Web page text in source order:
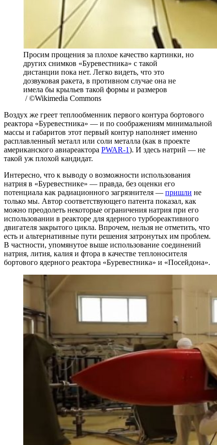
Просим прощения за плохое качество картинки, но
других снимков «Буревестника» с такой
дистанции пока нет. Легко видеть, что это
дозвуковая ракета, в противном случае она не
имела бы крыльев такой формы и размеров
/ ©Wikimedia Commons
Воздух же греет теплообменник первого контура бортового
реактора «Буревестника» — и по соображениям минимальной
массы и габаритов этот первый контур наполняет именно
расплавленный металл или соли металла (как в проекте
американского авиареактора PWAR-1). И здесь натрий — не
такой уж плохой кандидат.
Интересно, что к выводу о возможности использования
натрия в «Буревестнике» — правда, без оценки его
потенциала как радиационного загрязнителя — пришли не
только мы. Автор соответствующего патента показал, как
можно преодолеть некоторые ограничения натрия при его
использовании в реакторе для ядерного турбореактивного
двигателя закрытого цикла. Впрочем, нельзя не отметить, что
есть и альтернативные пути решения затронутых им проблем.
В частности, упомянутое выше использование соединений
натрия, лития, калия и фтора в качестве теплоносителя
бортового ядерного реактора «Буревестника» и «Посейдона».